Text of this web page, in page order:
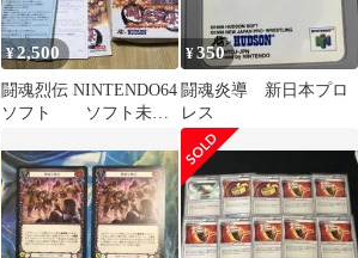
¥2,500
闘魂烈伝 NINTENDO64
ソフト ソフト未使
¥350
闘魂炎導 新日本プロ
レス